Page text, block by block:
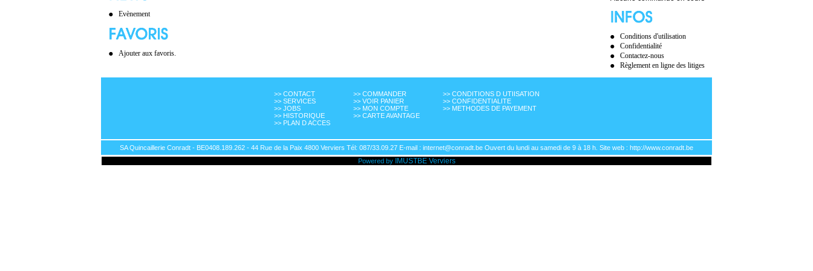
Evènement
Ajouter aux favoris.
Conditions d'utilisation
Confidentialité
Contactez-nous
Règlement en ligne des litiges
>> CONTACT
>> SERVICES
>> JOBS
>> HISTORIQUE
>> PLAN D ACCES
>> COMMANDER
>> VOIR PANIER
>> MON COMPTE
>> CARTE AVANTAGE
>> CONDITIONS D UTIISATION
>> CONFIDENTIALITE
>> METHODES DE PAYEMENT
SA Quincaillerie Conradt - BE0408.189.262 - 44 Rue de la Paix 4800 Verviers Tél: 087/33.09.27 E-mail : internet@conradt.be Ouvert du lundi au samedi de 9 à 18 h. Site web : http://www.conradt.be
Powered by
IMUSTBE Verviers